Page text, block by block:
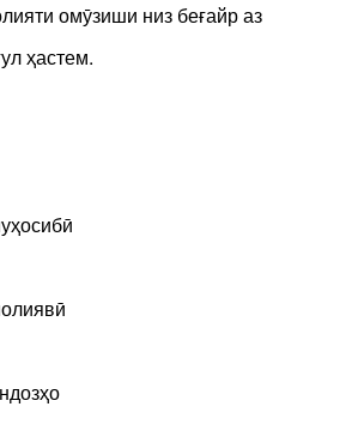
омӯзиши низ беғайр аз
ҳастем.